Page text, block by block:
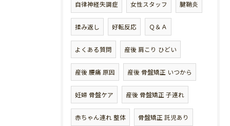
自律神経失調症 女性スタッフ 腱鞘炎
揉み返し 好転反応 Ｑ＆Ａ
よくある質問 産後 肩こり ひどい
産後 腰痛 原因 産後 骨盤矯正 いつから
妊婦 骨盤ケア 産後 骨盤矯正 子連れ
赤ちゃん連れ 整体 骨盤矯正 託児あり